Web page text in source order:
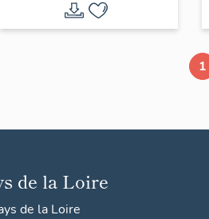
1
de la Loire
de la Loire